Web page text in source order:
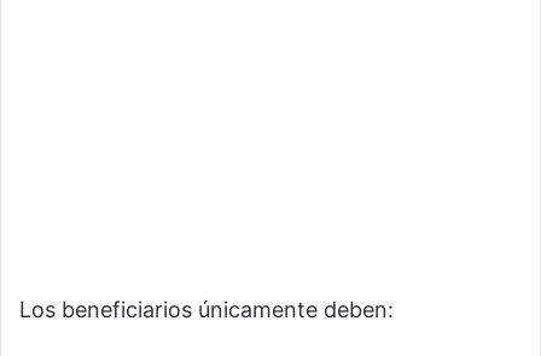
Los beneficiarios únicamente deben: